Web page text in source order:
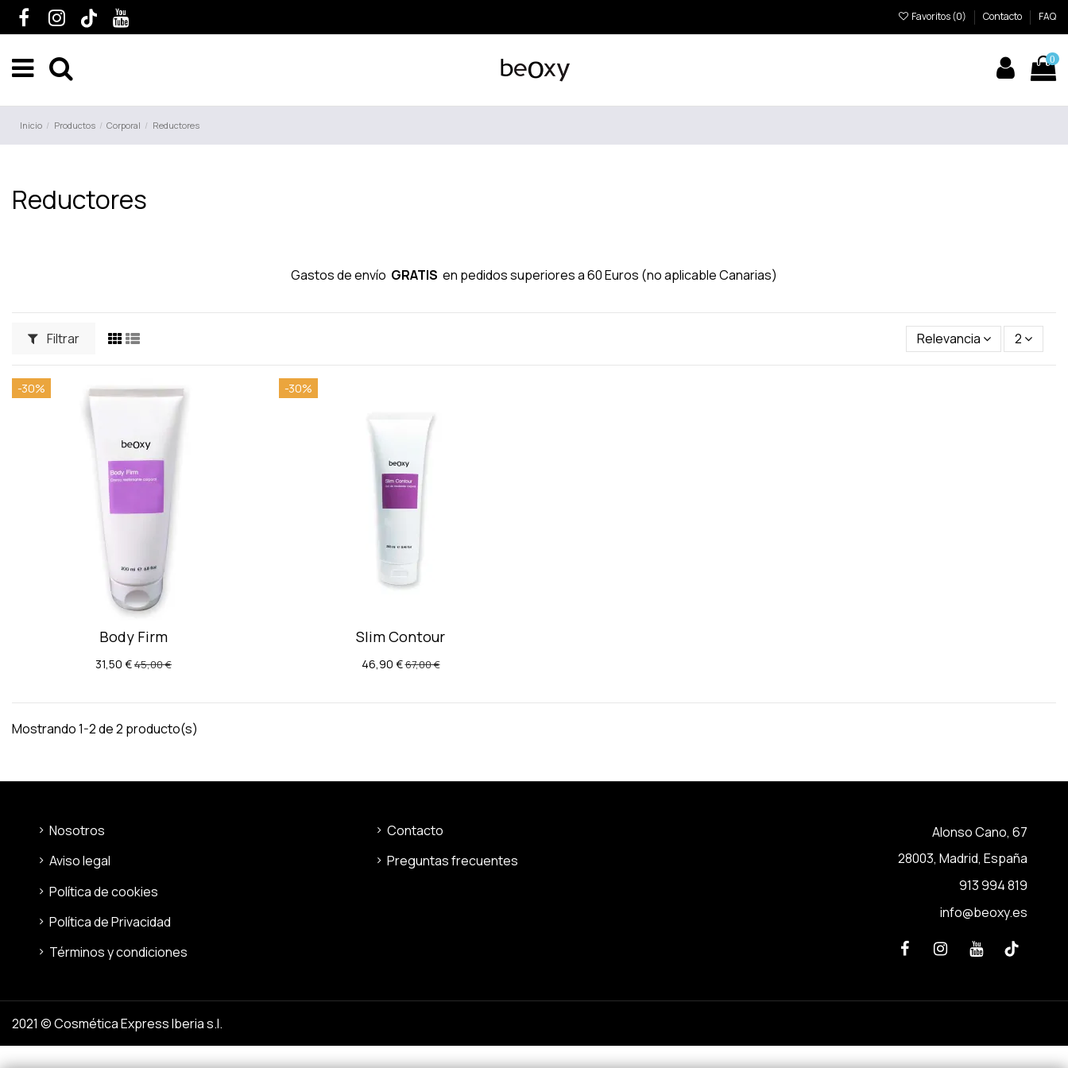
Favoritos (0) Contacto FAQ
0
Inicio Productos Corporal Reductores
Reductores
Gastos de envío GRATIS en pedidos superiores a 60 Euros (no aplicable Canarias)
Filtrar Relevancia 2
-30%
Body Firm
31,50 €45,00 €
-30%
Slim Contour
46,90 €67,00 €
Mostrando 1-2 de 2 producto(s)
Nosotros
Aviso legal
Política de cookies
Política de Privacidad
Términos y condiciones
Contacto
Preguntas frecuentes
Alonso Cano, 67
28003, Madrid, España
913 994 819
info@beoxy.es
2021 © Cosmética Express Iberia s.l.